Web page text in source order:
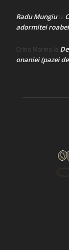
Radu Mungiula
adormitei
Crina Marina la
onaniei (pazei